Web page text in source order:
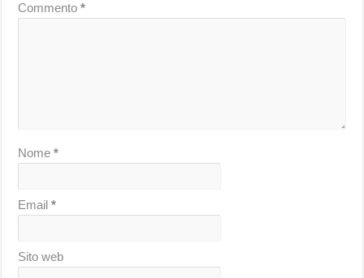
Commento*
Nome*
Email*
Sito web